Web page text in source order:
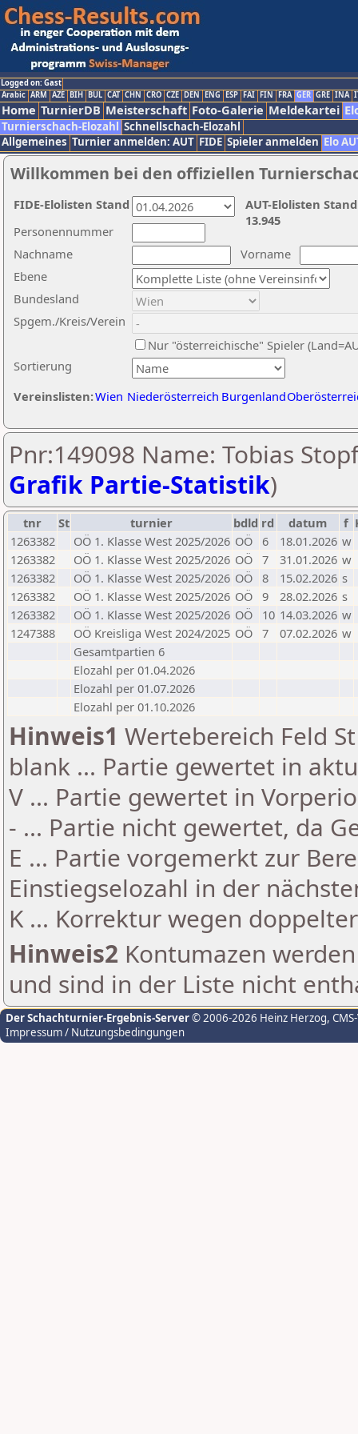
Logged on: Gast
Arabic ARM AZE BIH BUL CAT CHN CRO CZE DEN ENG ESP FAI FIN FRA GER GRE INA
Home TurnierDB Meisterschaft Foto-Galerie Meldekartei
Turnierschach-Elozahl Schnellschach-Elozahl
Allgemeines Turnier anmelden: AUT FIDE Spieler anmelden Elo
Willkommen bei den offiziellen
Nachname
Vorname
Ebene
Sortierung
Personennummer
Bundesland
Spgem./Kreis/Verein
Nur "österreichische" Spieler
Vereinslisten:Wien Niederösterreich Burgenland
AUT-Elolisten
13.945
FIDE-Elolisten Stand
Pnr:149098 Name: Tobias
Grafik Partie-Statistik)
tnr St turnier bdld rd datum f
1263382
OÖ 1. Klasse West 2025/2026 OÖ 6 18.01.2026 w
1263382
OÖ 1. Klasse West 2025/2026 OÖ 7 31.01.2026 w
1263382
OÖ 1. Klasse West 2025/2026 OÖ 8 15.02.2026 s
1263382
OÖ 1. Klasse West 2025/2026 OÖ 9 28.02.2026 s
1263382
OÖ 1. Klasse West 2025/2026 OÖ 10 14.03.2026 w
1247388
OÖ Kreisliga West 2024/2025 OÖ 7 07.02.2026 w
Gesamtpartien 6
Elozahl per 01.04.2026
Elozahl per 01.07.2026
Elozahl per 01.10.2026
Hinweis1 Wertebereich Feld
blank ... Partie gewertet in
V ... Partie gewertet in
- ... Partie nicht gewertet, da
E ... Partie vorgemerkt zur
Einstiegselozahl in der
K ... Korrektur wegen
Hinweis2 Kontumazen
und sind in der Liste nicht
Der Schachturnier-Ergebnis-Server© 2006-2026 Heinz Herzog,
Impressum / Nutzungsbedingungen